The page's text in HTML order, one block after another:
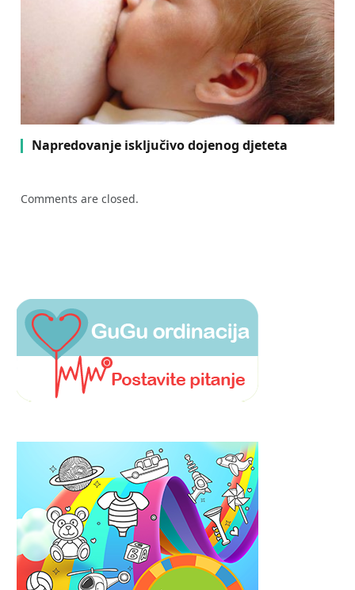
Napredovanje isključivo dojenog djeteta
Comments are closed.